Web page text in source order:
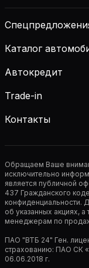
Каталог
Автокредит
Trade-in
Контакты
Обращаем Ваше
исключительно
является публичной
437 Гражданского
конфиденциальности.
об указанных акциях,
менеджерам по
ПАО "ВТБ 24" Ген.
страхованию: ПАО СК
06.06.2018 г.